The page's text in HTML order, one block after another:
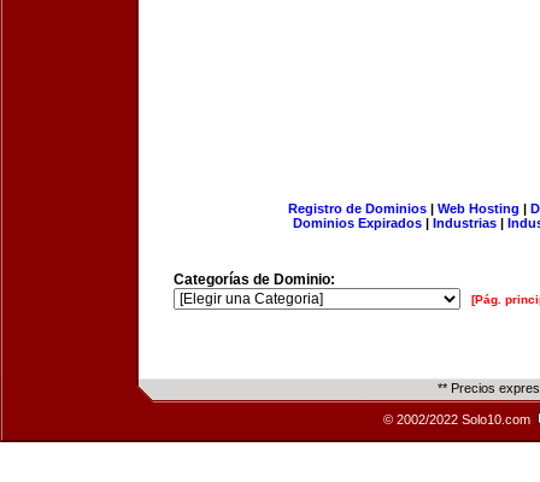
Registro de Dominios| Web Hosting |
Dominios Expirados | Industrias |
Categorías de Dominio:
[Pág.
** Precios
© 2002/2022 Solo10.com